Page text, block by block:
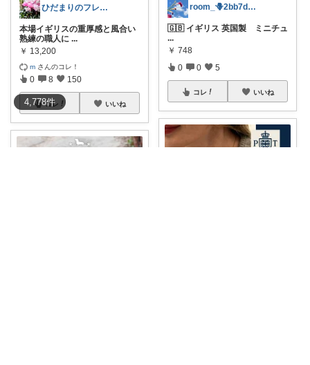
4,778件
ひだまりのフレンチ🩷ガーデン
本場イギリスの重厚感と風合い
熟練の職人に ...
￥ 13,200
m さんのコレ！
0 8 150
コレ いいね
room_🪻2bb7d8bc05
🇬🇧 イギリス 英国製 ミニチュ
...
￥ 748
0 0 5
コレ いいね